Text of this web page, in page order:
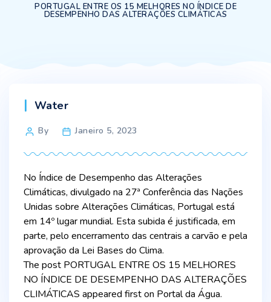
PORTUGAL ENTRE OS 15 MELHORES NO ÍNDICE DE
DESEMPENHO DAS ALTERAÇÕES CLIMÁTICAS
Categories
Water
PostBy Janeiro 5, 2023
No Índice de Desempenho das Alterações
Climáticas, divulgado na 27ª Conferência das Nações
Unidas sobre Alterações Climáticas, Portugal está
em 14º lugar mundial. Esta subida é justificada, em
parte, pelo encerramento das centrais a carvão e pela
aprovação da Lei Bases do Clima.
The post PORTUGAL ENTRE OS 15 MELHORES
NO ÍNDICE DE DESEMPENHO DAS ALTERAÇÕES
CLIMÁTICAS appeared first on Portal da Água.